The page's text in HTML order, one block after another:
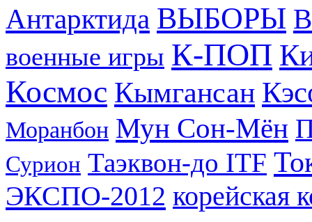
Антарктида ВЫБОРЫ
военные игры К-ПОП
Космос Кымгансан
Моранбон Мун Сон-Мён
Сурион Таэквон-до ITF
ЭКСПО-2012 корейская